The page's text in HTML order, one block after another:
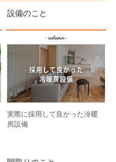
設備のこと
実際に採用して良かった冷暖
房設備